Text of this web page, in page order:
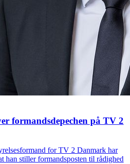
formandsdepechen på TV 2
for TV 2 Danmark har
han stiller formandsposten til rådighed